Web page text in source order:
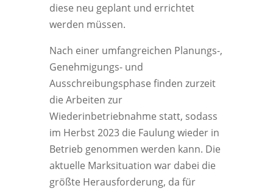
diese neu geplant und errichtet
werden müssen.
Nach einer umfangreichen Planungs-,
Genehmigungs- und
Ausschreibungsphase finden zurzeit
die Arbeiten zur
Wiederinbetriebnahme statt, sodass
im Herbst 2023 die Faulung wieder in
Betrieb genommen werden kann. Die
aktuelle Marksituation war dabei die
größte Herausforderung, da für